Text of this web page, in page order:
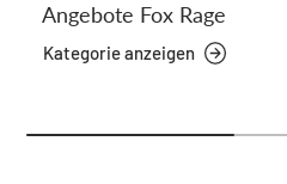
Angebote Fox Rage
Kategorie anzeigen